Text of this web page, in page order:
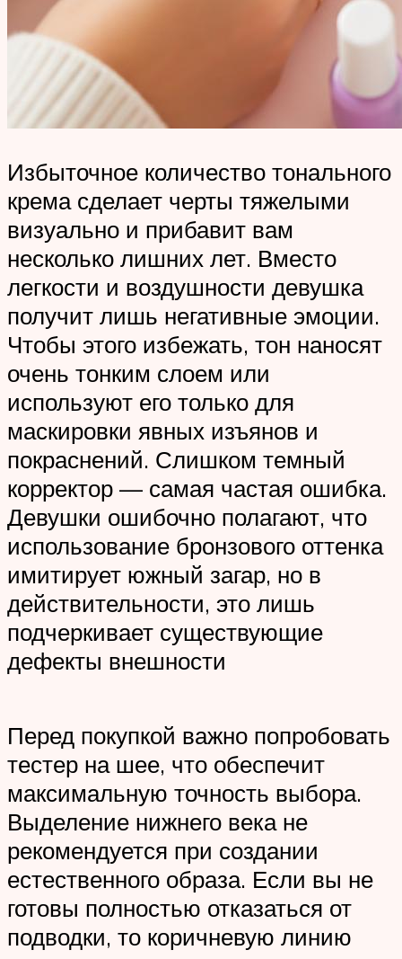
Избыточное количество тонального
крема сделает черты тяжелыми
визуально и прибавит вам
несколько лишних лет. Вместо
легкости и воздушности девушка
получит лишь негативные эмоции.
Чтобы этого избежать, тон наносят
очень тонким слоем или
используют его только для
маскировки явных изъянов и
покраснений. Слишком темный
корректор — самая частая ошибка.
Девушки ошибочно полагают, что
использование бронзового оттенка
имитирует южный загар, но в
действительности, это лишь
подчеркивает существующие
дефекты внешности
Перед покупкой важно попробовать
тестер на шее, что обеспечит
максимальную точность выбора.
Выделение нижнего века не
рекомендуется при создании
естественного образа. Если вы не
готовы полностью отказаться от
подводки, то коричневую линию